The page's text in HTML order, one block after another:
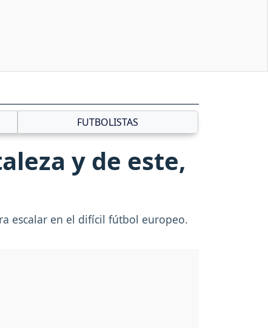
FUTBOLISTAS
y de este,
escalar en el difícil fútbol europeo.